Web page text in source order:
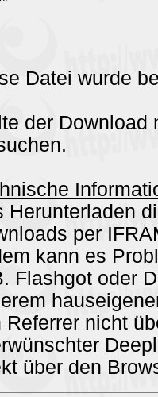
Datei wurde
der
Herunterladen
per
kann es
Flashgot oder
Referrer nicht
über den